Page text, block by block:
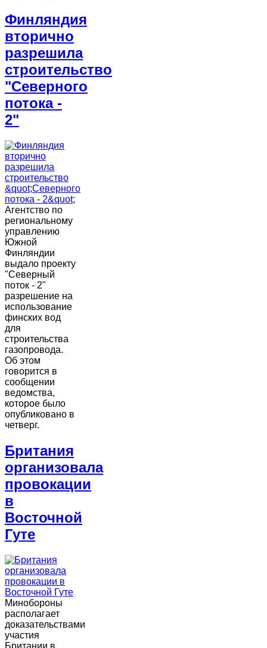
Финляндия
вторично
разрешила
строительство
"Северного
потока -
2"
Агентство по
региональному
управлению
Южной
Финляндии
выдало проекту
"Северный
поток - 2"
разрешение на
использование
финских вод
для
строительства
газопровода.
Об этом
говорится в
сообщении
ведомства,
которое было
опубликовано в
четверг.
Британия
организовала
провокации
в
Восточной
Гуте
Минобороны
располагает
доказательствами
участия
Британии в